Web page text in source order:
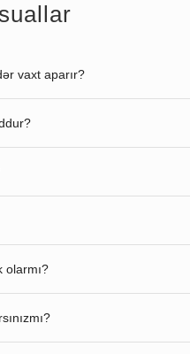
vaxt aparır?
olarmı?